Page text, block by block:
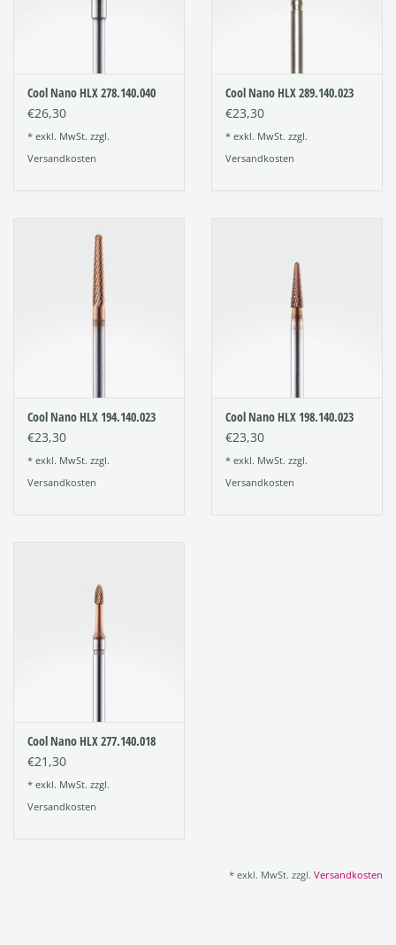
Cool Nano HLX 278.140.040
€26,30
* exkl. MwSt. zzgl.
Versandkosten
Cool Nano HLX 289.140.023
€23,30
* exkl. MwSt. zzgl.
Versandkosten
Cool Nano HLX 194.140.023
€23,30
* exkl. MwSt. zzgl.
Versandkosten
Cool Nano HLX 198.140.023
€23,30
* exkl. MwSt. zzgl.
Versandkosten
Cool Nano HLX 277.140.018
€21,30
* exkl. MwSt. zzgl.
Versandkosten
* exkl. MwSt. zzgl. Versandkosten